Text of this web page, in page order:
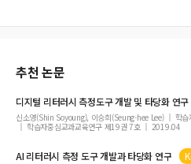
추천 논문
디지털 리터러시 측정도구 개발 및 타당화 연구
신소영(Shin Soyoung), 이승희(Seung-hee Lee)
학습
학습자중심교과교육연구 제19권 7호
2019.04
AI리터러시 측정 도구 개발과 타당화 연구